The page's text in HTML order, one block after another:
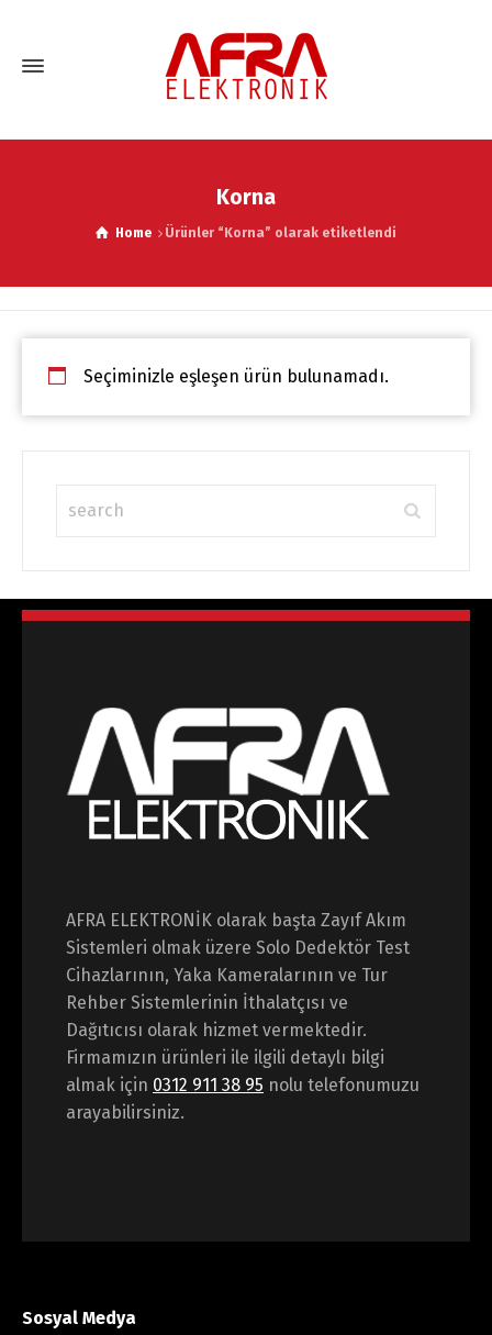
Korna
Home Ürünler “Korna” olarak etiketlendi
Seçiminizle eşleşen ürün bulunamadı.
AFRA ELEKTRONİK olarak başta Zayıf Akım
Sistemleri olmak üzere Solo Dedektör Test
Cihazlarının, Yaka Kameralarının ve Tur
Rehber Sistemlerinin İthalatçısı ve
Dağıtıcısı olarak hizmet vermektedir.
Firmamızın ürünleri ile ilgili detaylı bilgi
almak için 0312 911 38 95 nolu telefonumuzu
arayabilirsiniz.
Sosyal Medya